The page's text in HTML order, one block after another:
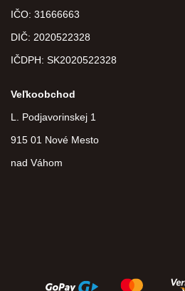
IČO: 31666663
DIČ: 2020522328
IČDPH: SK2020522328
Veľkoobchod
L. Podjavorinskej 1
915 01 Nové Mesto
nad Váhom